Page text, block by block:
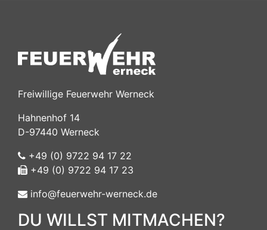
Freiwillige Feuerwehr Werneck
Hahnenhof 14
D-97440 Werneck
+49 (0) 9722 94 17 22
+49 (0) 9722 94 17 23
info@feuerwehr-werneck.de
DU WILLST MITMACHEN?